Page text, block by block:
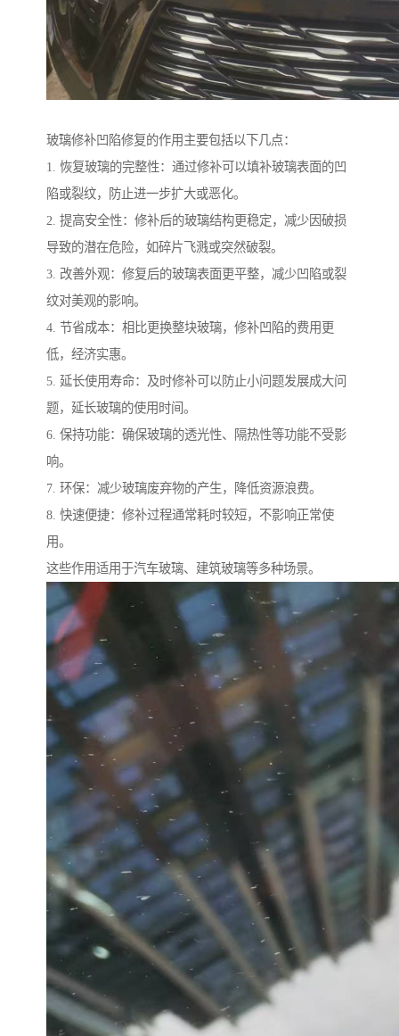
玻璃修补凹陷修复的作用主要包括以下几点：
1. 恢复玻璃的完整性：通过修补可以填补玻璃表面的凹
陷或裂纹，防止进一步扩大或恶化。
2. 提高安全性：修补后的玻璃结构更稳定，减少因破损
导致的潜在危险，如碎片飞溅或突然破裂。
3. 改善外观：修复后的玻璃表面更平整，减少凹陷或裂
纹对美观的影响。
4. 节省成本：相比更换整块玻璃，修补凹陷的费用更
低，经济实惠。
5. 延长使用寿命：及时修补可以防止小问题发展成大问
题，延长玻璃的使用时间。
6. 保持功能：确保玻璃的透光性、隔热性等功能不受影
响。
7. 环保：减少玻璃废弃物的产生，降低资源浪费。
8. 快速便捷：修补过程通常耗时较短，不影响正常使
用。
这些作用适用于汽车玻璃、建筑玻璃等多种场景。